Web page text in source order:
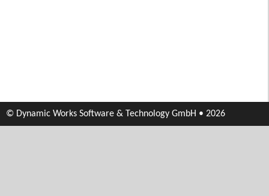
© Dynamic Works Software & Technology GmbH • 2026